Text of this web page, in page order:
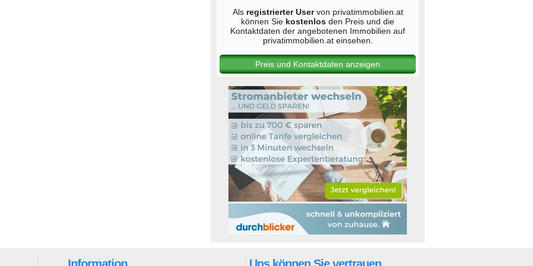
Als registrierter Uservon privatimmobilien.at
können Sie kostenlos den Preis und die
Kontaktdaten der angebotenen Immobilien auf
privatimmobilien.at einsehen.
Preis und Kontaktdaten anzeigen